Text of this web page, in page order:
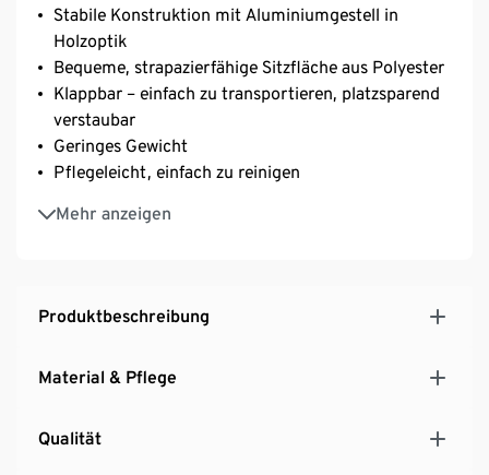
Stabile Konstruktion mit Aluminiumgestell in
Holzoptik
Bequeme, strapazierfähige Sitzfläche aus Polyester
Klappbar – einfach zu transportieren, platzsparend
verstaubar
Geringes Gewicht
Pflegeleicht, einfach zu reinigen
Mehr anzeigen
Outdoorgeeignet und flexibel einsetzbar beim
Camping, im Garten und auf Reisen
Produktbeschreibung
Material & Pflege
Qualität